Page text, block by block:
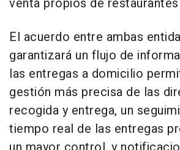
venta propios de
El acuerdo entre ambas
garantizará un flujo de
las entregas a domicilio
gestión más precisa de las
recogida y entrega, un
tiempo real de las entregas